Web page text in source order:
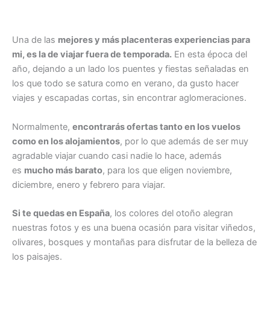
Una de las mejores y más placenteras experiencias para
mi, es la de viajar fuera de temporada. En esta época del
año, dejando a un lado los puentes y fiestas señaladas en
los que todo se satura como en verano, da gusto hacer
viajes y escapadas cortas, sin encontrar aglomeraciones.
Normalmente, encontrarás ofertas tanto en los vuelos
como en los alojamientos, por lo que además de ser muy
agradable viajar cuando casi nadie lo hace, además
es mucho más barato, para los que eligen noviembre,
diciembre, enero y febrero para viajar.
Si te quedas en España, los colores del otoño alegran
nuestras fotos y es una buena ocasión para visitar viñedos,
olivares, bosques y montañas para disfrutar de la belleza de
los paisajes.